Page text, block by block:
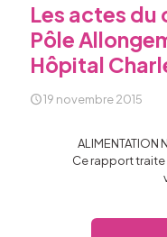
Les actes du
Pôle
Hôpital
19 novembre 2015
ALIMENTATION
Ce rapport traite